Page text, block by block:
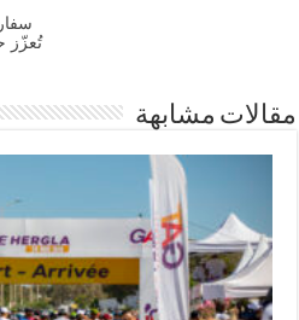
تُعزّز
مقالات مشابهة